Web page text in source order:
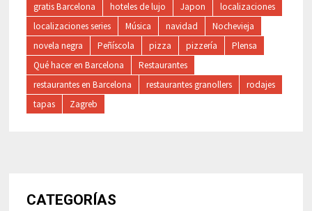
gratis Barcelona
hoteles de lujo Japon
localizaciones
localizaciones series
Música navidad
Nochevieja
novela negra
Peñíscola pizza pizzería
Plensa
Qué hacer en Barcelona
Restaurantes
restaurantes en Barcelona
restaurantes granollers
rodajes
tapas
Zagreb
CATEGORÍAS